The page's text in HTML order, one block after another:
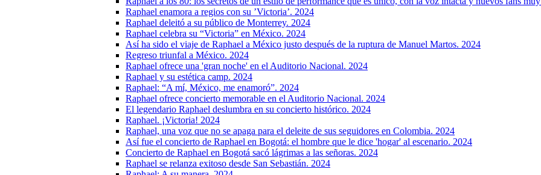
Raphael enamora a regios con su ’Victoria’. 2024
Raphael deleitó a su público de Monterrey. 2024
Raphael celebra su “Victoria” en México. 2024
Así ha sido el viaje de Raphael a México justo después de la ruptura de Manuel Martos. 2024
Regreso triunfal a México. 2024
Raphael ofrece una 'gran noche' en el Auditorio Nacional. 2024
Raphael y su estética camp. 2024
Raphael: “A mí, México, me enamoró”. 2024
Raphael ofrece concierto memorable en el Auditorio Nacional. 2024
El legendario Raphael deslumbra en su concierto histórico. 2024
Raphael. ¡Victoria! 2024
Raphael, una voz que no se apaga para el deleite de sus seguidores en Colombia. 2024
Así fue el concierto de Raphael en Bogotá: el hombre que le dice 'hogar' al escenario. 2024
Concierto de Raphael en Bogotá sacó lágrimas a las señoras. 2024
Raphael se relanza exitoso desde San Sebastián. 2024